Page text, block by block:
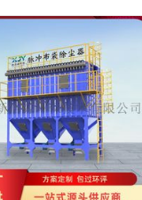
：第 4 年
：生产制造
：2018-01-11
：8 条